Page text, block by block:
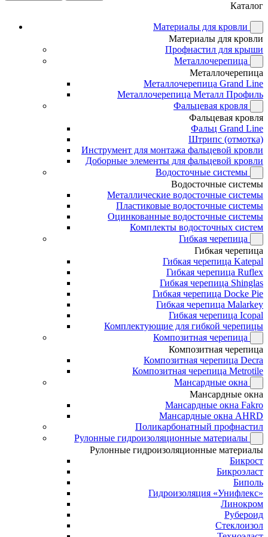
Каталог
Материалы для кровли
Материалы для кровли
Профнастил для крыши
Металлочерепица
Металлочерепица
Металлочерепица Grand Line
Металлочерепица Металл Профиль
Фальцевая кровля
Фальцевая кровля
Фальц Grand Line
Штрипс (отмотка)
Инструмент для монтажа фальцевой кровли
Доборные элементы для фальцевой кровли
Водосточные системы
Водосточные системы
Металлические водосточные системы
Пластиковые водосточные системы
Оцинкованные водосточные системы
Комплекты водосточных систем
Гибкая черепица
Гибкая черепица
Гибкая черепица Katepal
Гибкая черепица Ruflex
Гибкая черепица Shinglas
Гибкая черепица Docke Pie
Гибкая черепица Malarkey
Гибкая черепица Icopal
Комплектующие для гибкой черепицы
Композитная черепица
Композитная черепица
Композитная черепица Decra
Композитная черепица Metrotile
Мансардные окна
Мансардные окна
Мансардные окна Fakro
Мансардные окна AHRD
Поликарбонатный профнастил
Рулонные гидроизоляционные материалы
Рулонные гидроизоляционные материалы
Бикрост
Бикроэласт
Биполь
Гидроизоляция «Унифлекс»
Линокром
Рубероид
Стеклоизол